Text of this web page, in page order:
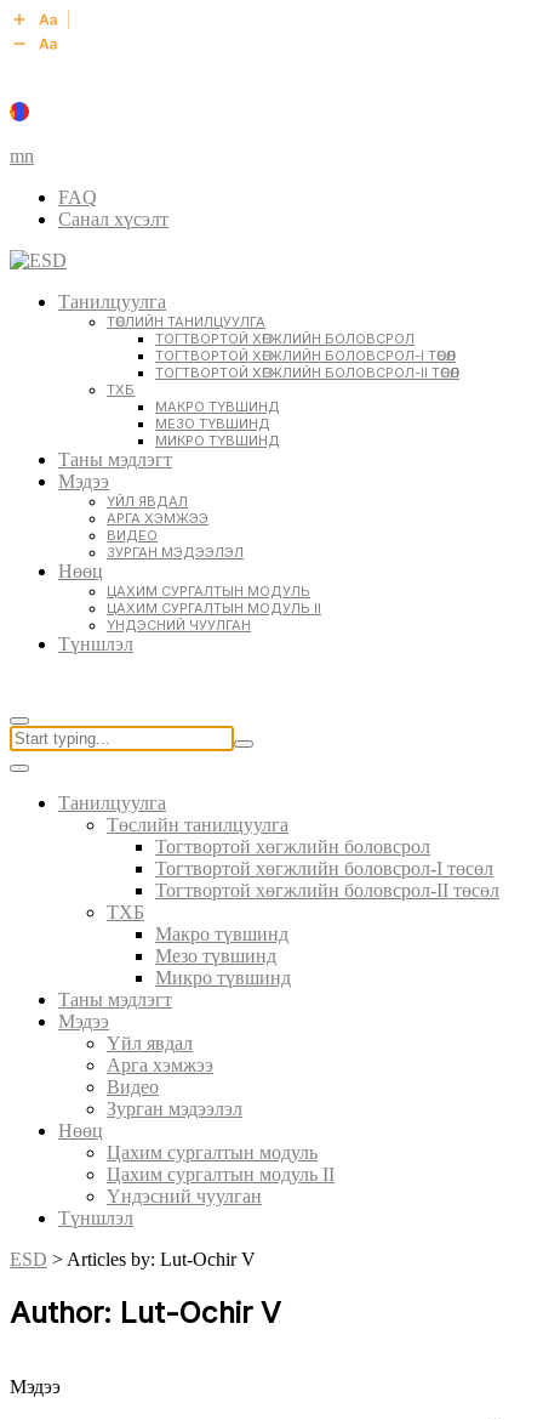
mn
FAQ
Санал хүсэлт
Танилцуулга
ТӨСЛИЙН ТАНИЛЦУУЛГА
ТОГТВОРТОЙ ХӨГЖЛИЙН БОЛОВСРОЛ
ТОГТВОРТОЙ ХӨГЖЛИЙН БОЛОВСРОЛ-I ТӨСӨЛ
ТОГТВОРТОЙ ХӨГЖЛИЙН БОЛОВСРОЛ-II ТӨСӨЛ
ТХБ
МАКРО ТҮВШИНД
МЕЗО ТҮВШИНД
МИКРО ТҮВШИНД
Таны мэдлэгт
Мэдээ
ҮЙЛ ЯВДАЛ
АРГА ХЭМЖЭЭ
ВИДЕО
ЗУРГАН МЭДЭЭЛЭЛ
Нөөц
ЦАХИМ СУРГАЛТЫН МОДУЛЬ
ЦАХИМ СУРГАЛТЫН МОДУЛЬ II
ҮНДЭСНИЙ ЧУУЛГАН
Түншлэл
Танилцуулга
Төслийн танилцуулга
Тогтвортой хөгжлийн боловсрол
Тогтвортой хөгжлийн боловсрол-I төсөл
Тогтвортой хөгжлийн боловсрол-II төсөл
ТХБ
Макро түвшинд
Мезо түвшинд
Микро түвшинд
Таны мэдлэгт
Мэдээ
Үйл явдал
Арга хэмжээ
Видео
Зурган мэдээлэл
Нөөц
Цахим сургалтын модуль
Цахим сургалтын модуль II
Үндэсний чуулган
Түншлэл
ESD > Articles by: Lut-Ochir V
Author: Lut-Ochir V
Мэдээ